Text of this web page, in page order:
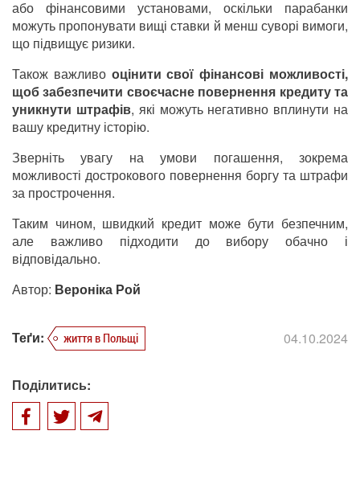
або фінансовими установами, оскільки парабанки
можуть пропонувати вищі ставки й менш суворі вимоги,
що підвищує ризики.
Також важливо оцінити свої фінансові можливості,
щоб забезпечити своєчасне повернення кредиту та
уникнути штрафів, які можуть негативно вплинути на
вашу кредитну історію.
Зверніть увагу на умови погашення, зокрема
можливості дострокового повернення боргу та штрафи
за прострочення.
Таким чином, швидкий кредит може бути безпечним,
але важливо підходити до вибору обачно і
відповідально.
Автор: Вероніка Рой
Теґи: життя в Польщі 04.10.2024
Поділитись: